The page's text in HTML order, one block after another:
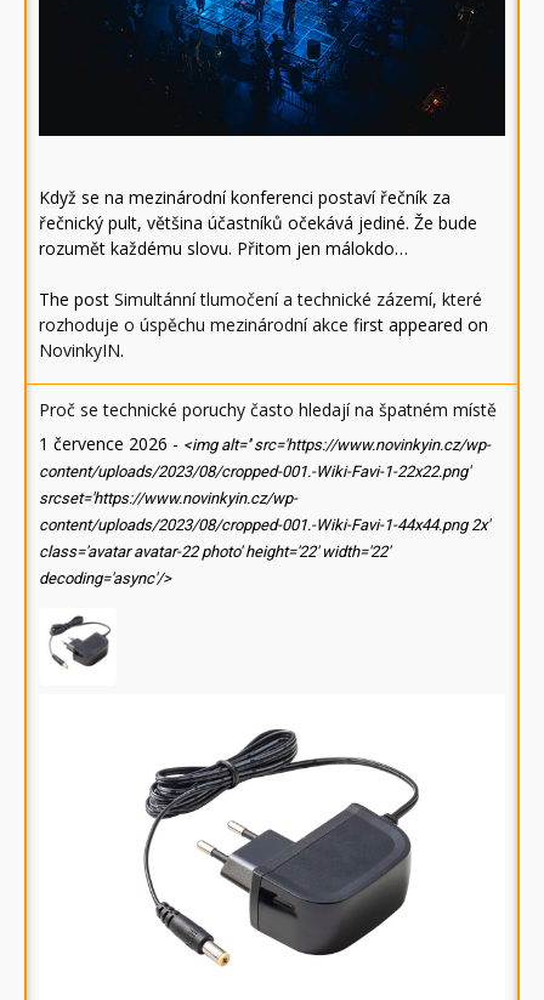
Když se na mezinárodní konferenci postaví řečník za
řečnický pult, většina účastníků očekává jediné. Že bude
rozumět každému slovu. Přitom jen málokdo…
The post Simultánní tlumočení a technické zázemí, které
rozhoduje o úspěchu mezinárodní akce first appeared on
NovinkyIN.
Proč se technické poruchy často hledají na špatném místě
1 července 2026 - <img alt='' src='https://www.novinkyin.cz/wp-
content/uploads/2023/08/cropped-001.-Wiki-Favi-1-22x22.png'
srcset='https://www.novinkyin.cz/wp-
content/uploads/2023/08/cropped-001.-Wiki-Favi-1-44x44.png 2x'
class='avatar avatar-22 photo' height='22' width='22'
decoding='async'/>